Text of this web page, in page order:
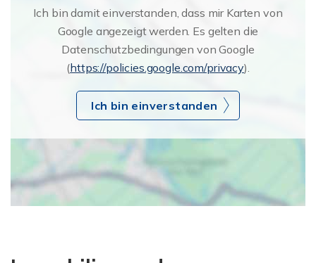
Ich bin damit einverstanden, dass mir Karten von
Google angezeigt werden. Es gelten die
Datenschutzbedingungen von Google
(https://policies.google.com/privacy).
Ich bin einverstanden